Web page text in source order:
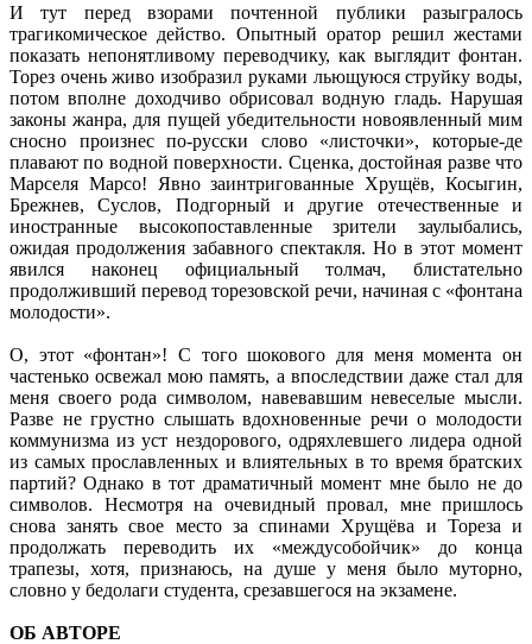
И тут перед взорами почтенной публики разыгралось
трагикомическое действо. Опытный оратор решил жестами
показать непонятливому переводчику, как выглядит фонтан.
Торез очень живо изобразил руками льющуюся струйку воды,
потом вполне доходчиво обрисовал водную гладь. Нарушая
законы жанра, для пущей убедительности новоявленный мим
сносно произнес по-русски слово «листочки», которые-де
плавают по водной поверхности. Сценка, достойная разве что
Марселя Марсо! Явно заинтригованные Хрущёв, Косыгин,
Брежнев, Суслов, Подгорный и другие отечественные и
иностранные высокопоставленные зрители заулыбались,
ожидая продолжения забавного спектакля. Но в этот момент
явился наконец официальный толмач, блистательно
продолживший перевод торезовской речи, начиная с «фонтана
молодости».
О, этот «фонтан»! С того шокового для меня момента он
частенько освежал мою память, а впоследствии даже стал для
меня своего рода символом, навевавшим невеселые мысли.
Разве не грустно слышать вдохновенные речи о молодости
коммунизма из уст нездорового, одряхлевшего лидера одной
из самых прославленных и влиятельных в то время братских
партий? Однако в тот драматичный момент мне было не до
символов. Несмот­ря на очевидный провал, мне пришлось
снова занять свое место за спинами Хрущёва и Тореза и
продолжать переводить их «междусобойчик» до конца
трапезы, хотя, признаюсь, на душе у меня было муторно,
словно у бедолаги студента, срезавшегося на экзамене.
ОБ АВТОРЕ